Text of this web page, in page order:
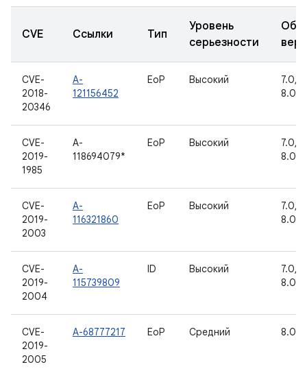
CVE Ссылки Тип
Уровень
серьезности
CVE-
2018-
20346
A-
121156452
EoP Высокий
7.0,
8.0,
CVE-
2019-
1985
A-
118694079*
EoP Высокий
7.0,
8.0
CVE-
2019-
2003
A-
116321860
EoP Высокий
7.0,
8.0,
CVE-
2019-
2004
A-
115739809
ID Высокий
7.0,
8.0,
CVE-
2019-
2005
A-68777217 EoP Средний 8.0,